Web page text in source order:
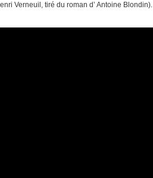
Verneuil, tiré du roman d’ Antoine Blondin).